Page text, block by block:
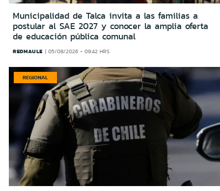
Municipalidad de Talca invita a las familias a
postular al SAE 2027 y conocer la amplia oferta
de educación pública comunal
REDMAULE 05/08/2026 - 09:42 HRS
REGIONAL